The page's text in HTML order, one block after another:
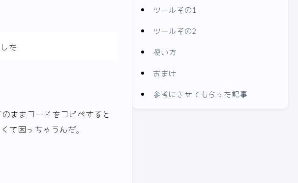
ツールその1
ツールその2
使い方
おまけ
参考にさせてもらった記事
た
ままコードをコピペすると
て困っちゃうんだ。